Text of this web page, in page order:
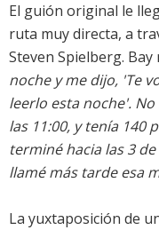
El guión original le
ruta muy directa, a
Steven Spielberg. Bay
noche y me dijo, 'Te
leerlo esta noche'.
las 11:00, y tenía 140
terminé hacia las 3
llamé más tarde esa
La yuxtaposición de